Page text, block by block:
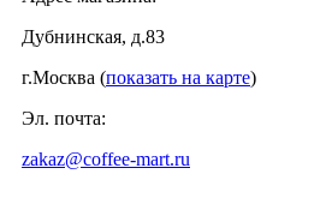
Дубнинская, д.83
г.Москва (показать на карте)
Эл. почта:
zakaz@coffee-mart.ru